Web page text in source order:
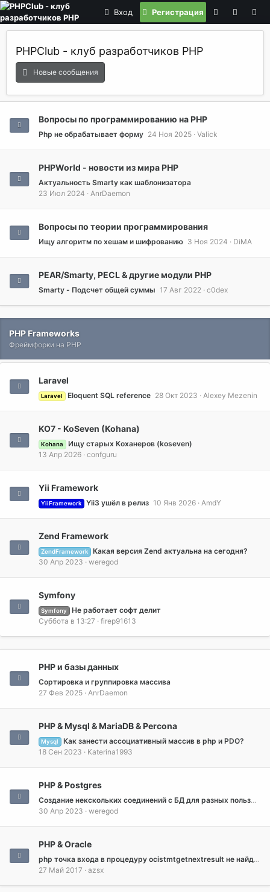
Вход Регистрация
PHPClub - клуб разработчиков PHP
Новые сообщения
Вопросы по программированию на РНР
Php не обрабатывает форму 24 Ноя 2025 Valick
PHPWorld - новости из мира PHP
Актуальность Smarty как шаблонизатора
23 Июл 2024
AnrDaemon
Вопросы по теории программирования
Ищу алгоритм по хешам и шифрованию 3 Ноя 2024 DiMA
PEAR/Smarty, PECL & другие модули PHP
Smarty - Подсчет общей суммы 17 Авг 2022 c0dex
PHP Frameworks
Фреймфорки на PHP
Laravel
Laravel Eloquent SQL reference 28 Окт 2023 Alexey Mezenin
KO7 - KoSeven (Kohana)
Kohana
Ищу старых Коханеров (koseven)
13 Апр 2026 confguru
Yii Framework
YiiFramework Yii3 ушёл в релиз 10 Янв 2026 AmdY
Zend Framework
ZendFramework
Какая версия Zend актуальна на сегодня?
30 Апр 2023
weregod
Symfony
Symfony
Не работает софт делит
Суббота в 13:27
firep91613
PHP и базы данных
Сортировка и группировка массива
27 Фев 2025
AnrDaemon
PHP & Mysql & MariaDB & Percona
Mysql
Как занести ассоциативный массив в php и PDO?
18 Сен 2023
Katerina1993
PHP & Postgres
Создание некскольких соединений с БД для разных пользователей
30 Апр 2023
weregod
PHP & Oracle
php точка входа в процедуру ocistmtgetnextresult не найдена в библиотеке dll oci.dll
27 Май 2017
azsx